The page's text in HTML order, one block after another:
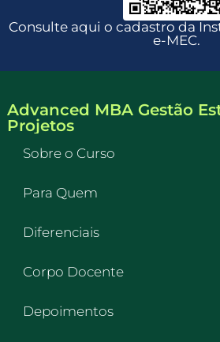
Consulte aqui o cadastro da
e-MEC.
Advanced MBA Gestão
Projetos
Sobre o Curso
Para Quem
Diferenciais
Corpo Docente
Depoimentos